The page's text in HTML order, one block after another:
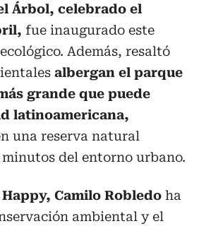
Árbol, celebrado el
fue inaugurado este
Además, resaltó
albergan el parque
grande que puede
latinoamericana,
una reserva natural
del entorno urbano.
Camilo Robledo ha
ambiental y el